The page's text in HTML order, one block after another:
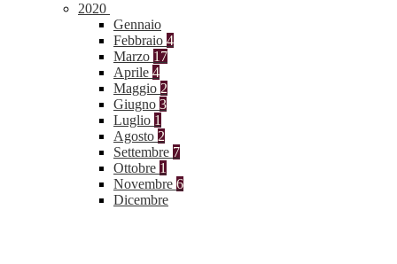
2020
Gennaio
Febbraio 4
Marzo 17
Aprile 4
Maggio 2
Giugno 3
Luglio 1
Agosto 2
Settembre 7
Ottobre 1
Novembre 6
Dicembre